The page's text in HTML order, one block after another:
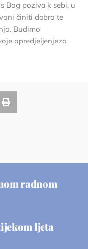
Bog poziva k sebi, u
činiti dobro te
Budimo
opredjeljenjeza
radnom
ljeta